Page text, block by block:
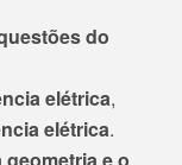
do
elétrica,
elétrica.
e o